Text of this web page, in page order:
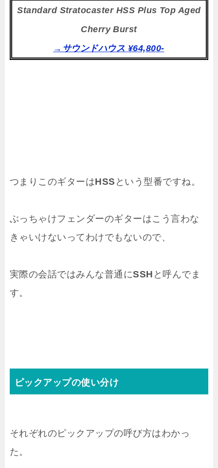
Standard Stratocaster HSS Plus Top Aged
Cherry Burst
→サウンドハウス ¥64,800-
つまりこのギターはHSS という型番ですね。
ぶっちゃけフェンダーのギターはこう言わな
きゃいけないってわけでもないので、
実際の会話ではみんな普通にSSH と呼んでま
す。
ピックアップの使い分け
それぞれのピックアップの呼び方はわかっ
た。